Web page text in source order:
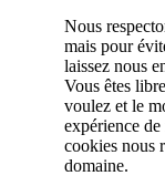
Nous
mais pour
laissez nous
Vous êtes
voulez et le
expérience
cookies nous
domaine.